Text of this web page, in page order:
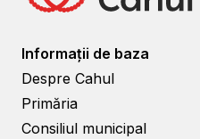
Informații de baza
Despre Cahul
Primăria
Consiliul municipal